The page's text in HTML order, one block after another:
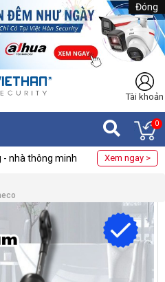
Đóng
Tài khoản
0
- nhà thông minh Xem ngay >